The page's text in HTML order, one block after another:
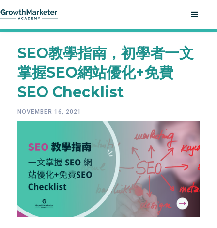
SEO教學指南，初學者一文
掌握SEO網站優化+免費
SEO Checklist
NOVEMBER 16, 2021